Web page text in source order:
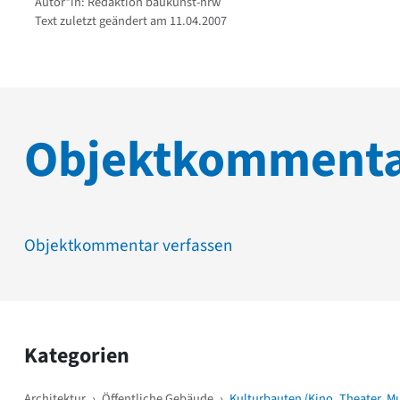
Text zuletzt geändert am 11.04.2007
Objektkommentar verfassen
Kategorien